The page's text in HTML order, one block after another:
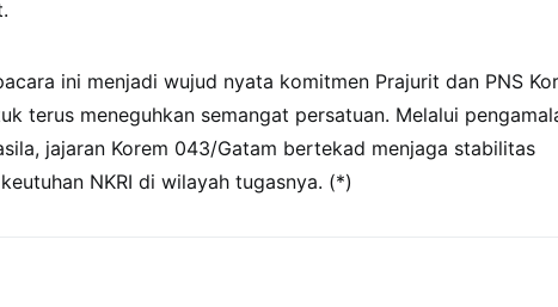
ini menjadi wujud nyata komitmen Prajurit dan PNS
terus meneguhkan semangat persatuan. Melalui
jajaran Korem 043/Gatam bertekad menjaga stabilitas
NKRI di wilayah tugasnya. (*)